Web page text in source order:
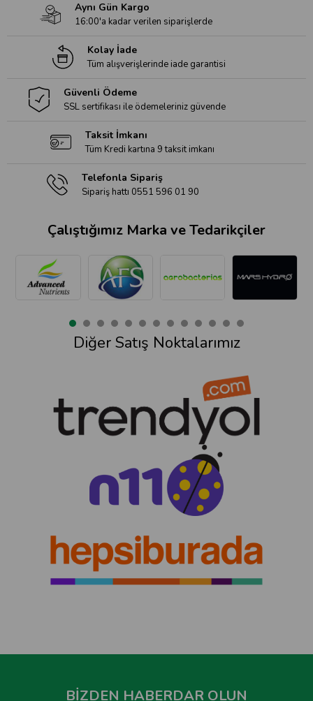
Aynı Gün Kargo
16:00'a kadar verilen siparişlerde
Kolay İade
Tüm alışverişlerinde iade garantisi
Güvenli Ödeme
SSL sertifikası ile ödemeleriniz güvende
Taksit İmkanı
Tüm Kredi kartına 9 taksit imkanı
Telefonla Sipariş
Sipariş hattı 0551 596 01 90
Çalıştığımız Marka ve Tedarikçiler
Diğer Satış Noktalarımız
BİZDEN HABERDAR OLUN